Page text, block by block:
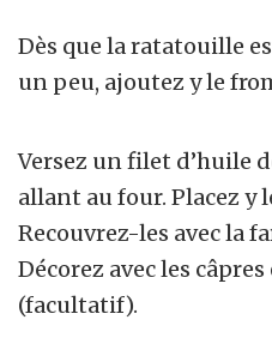
Dès que la ratatouille
un peu, ajoutez y le
Versez un filet d’huile
allant au four. Placez y
Recouvrez-les avec la
Décorez avec les
(facultatif).